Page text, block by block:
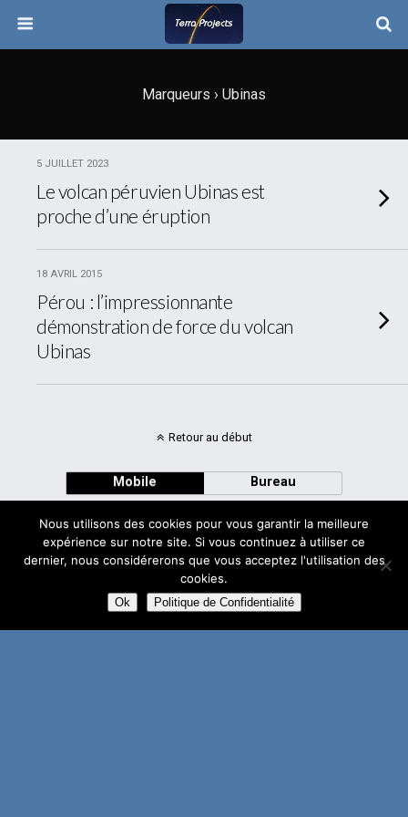
Marqueurs › Ubinas
5 JUILLET 2023
Le volcan péruvien Ubinas est
proche d’une éruption
18 AVRIL 2015
Pérou : l’impressionnante
démonstration de force du volcan
Ubinas
Retour au début
Mobile Bureau
Avec
WPtouch Mobile Suite for WordPress
Nous utilisons des cookies pour vous garantir la meilleure
expérience sur notre site. Si vous continuez à utiliser ce
dernier, nous considérerons que vous acceptez l'utilisation des
cookies.
Ok Politique de Confidentialité